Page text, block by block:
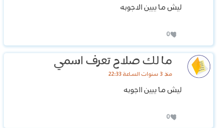
ليش ما يبين الاجوبه
0
ما لك صلاح تعرف اسمي
منذ 3 سنوات الساعة 22:33
ليش ما يبين ااجوبه
0